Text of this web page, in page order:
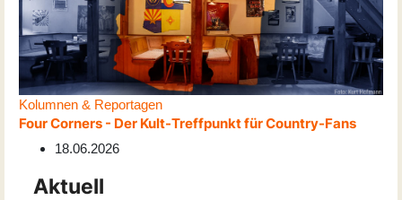
Kolumnen & Reportagen
Four Corners - Der Kult-Treffpunkt für Country-Fans
18.06.2026
Aktuell